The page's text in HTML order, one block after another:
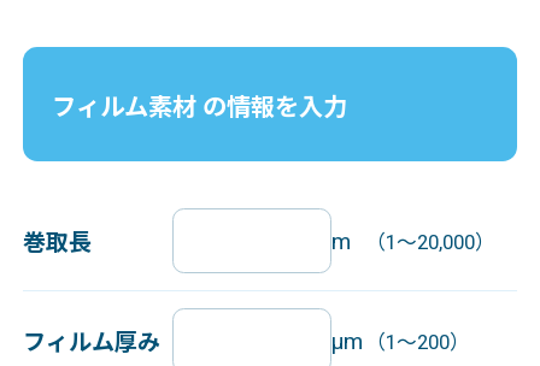
フィルム素材 の情報を入力
巻取長 m （1～20,000）
フィルム厚み μm （1～200）